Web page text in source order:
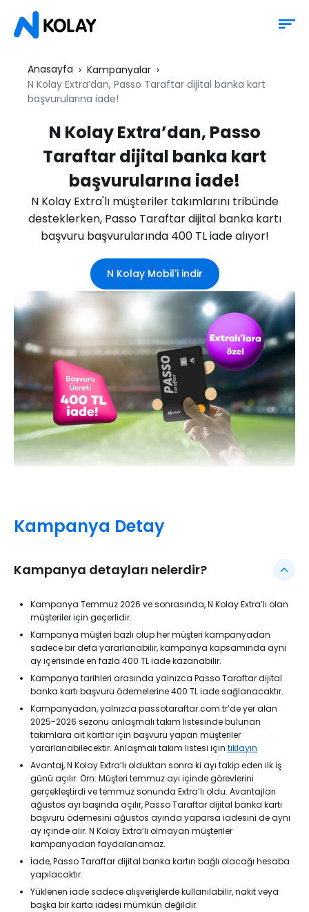
Anasayfa
Kampanyalar
N Kolay Extra’dan, Passo Taraftar dijital banka kart
başvurularına iade!
N Kolay Extra’dan, Passo
Taraftar dijital banka kart
başvurularına iade!
N Kolay Extra'lı müşteriler takımlarını tribünde
desteklerken, Passo Taraftar dijital banka kartı
başvuru başvurularında 400 TL iade alıyor!
N Kolay Mobil'i indir
Kampanya Detay
Kampanya detayları nelerdir?
Kampanya Temmuz 2026 ve sonrasında, N Kolay Extra’lı olan
müşteriler için geçerlidir.
Kampanya müşteri bazlı olup her müşteri kampanyadan
sadece bir defa yararlanabilir, kampanya kapsamında aynı
ay içerisinde en fazla 400 TL iade kazanabilir.
Kampanya tarihleri arasında yalnızca Passo Taraftar dijital
banka kartı başvuru ödemelerine 400 TL iade sağlanacaktır.
Kampanyadan, yalnızca passotaraftar.com.tr’de yer alan
2025-2026 sezonu anlaşmalı takım listesinde bulunan
takımlara ait kartlar için başvuru yapan müşteriler
yararlanabilecektir. Anlaşmalı takım listesi için tıklayın
Avantaj, N Kolay Extra’lı olduktan sonra ki ayı takip eden ilk iş
günü açılır. Örn: Müşteri temmuz ayı içinde görevlerini
gerçekleştirdi ve temmuz sonunda Extra’lı oldu. Avantajları
ağustos ayı başında açılır, Passo Taraftar dijital banka kartı
başvuru ödemesini ağustos ayında yaparsa iadesini de aynı
ay içinde alır. N Kolay Extra’lı olmayan müşteriler
kampanyadan faydalanamaz.
İade, Passo Taraftar dijital banka kartın bağlı olacağı hesaba
yapılacaktır.
Yüklenen iade sadece alışverişlerde kullanılabilir, nakit veya
başka bir karta iadesi mümkün değildir.